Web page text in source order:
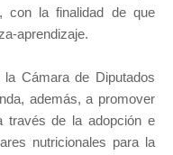
con la finalidad de que
aprendizaje.
Cámara de Diputados
además, a promover
través de la adopción e
nutricionales para la